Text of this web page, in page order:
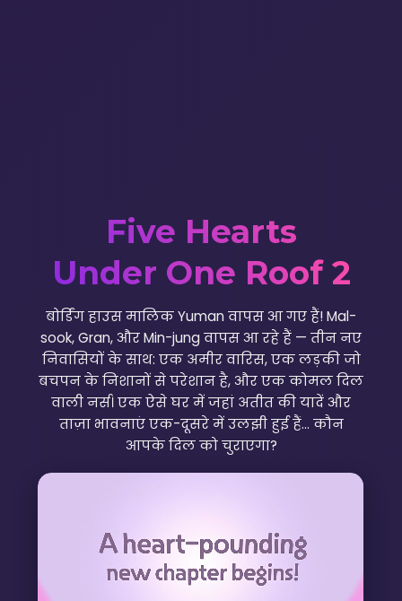
Five Hearts
Under One Roof 2
बोर्डिंग हाउस मालिक Yuman वापस आ गए हैं! Mal-
sook, Gran, और Min-jung वापस आ रहे हैं — तीन नए
निवासियों के साथ: एक अमीर वारिस, एक लड़की जो
बचपन के निशानों से परेशान है, और एक कोमल दिल
वाली नर्स। एक ऐसे घर में जहां अतीत की यादें और
ताज़ा भावनाएं एक-दूसरे में उलझी हुई हैं… कौन
आपके दिल को चुराएगा?